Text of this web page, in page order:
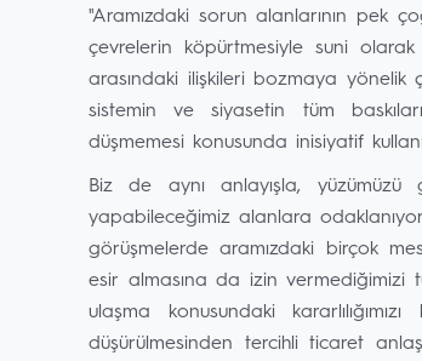
"Aramızdaki sorun alanlarının pek
çevrelerin köpürtmesiyle suni
arasındaki ilişkileri bozmaya yönelik
sistemin ve siyasetin tüm
düşmemesi konusunda inisiyatif
Biz de aynı anlayışla, yüzümüzü
yapabileceğimiz alanlara
görüşmelerde aramızdaki birçok
esir almasına da izin vermediğimizi
ulaşma konusundaki
düşürülmesinden tercihli ticaret